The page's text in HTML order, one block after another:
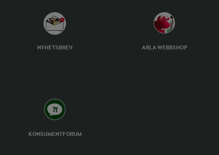
NYHETSBREV ARLA WEBBSHOP
KONSUMENTFORUM